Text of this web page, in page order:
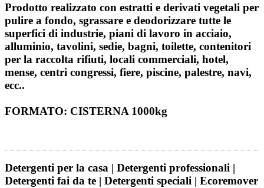
Prodotto realizzato con estratti e derivati vegetali per
pulire a fondo, sgrassare e deodorizzare tutte le
superfici di industrie, piani di lavoro in acciaio,
alluminio, tavolini, sedie, bagni, toilette, contenitori
per la raccolta rifiuti, locali commerciali, hotel,
mense, centri congressi, fiere, piscine, palestre, navi,
ecc..
FORMATO: CISTERNA 1000kg
Detergenti per la casa | Detergenti professionali |
Detergenti fai da te | Detergenti speciali | Ecoremover